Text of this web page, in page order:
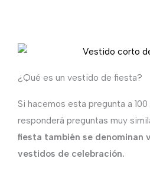
¿Qué es un vestido de fiesta?
Si hacemos esta pregunta a
responderá preguntas muy
fiesta también se denominan
vestidos de celebración.